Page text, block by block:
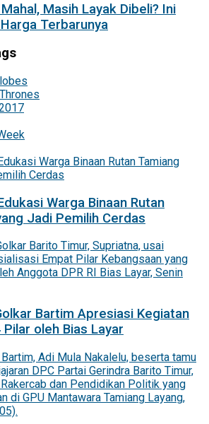
Masih Layak Dibeli? Ini
Terbarunya
Warga Binaan Rutan
Jadi Pemilih Cerdas
Bartim Apresiasi Kegiatan
oleh Bias Layar